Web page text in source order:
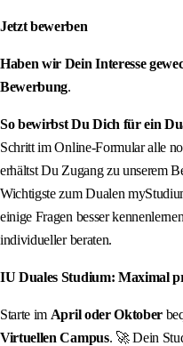
Jetzt bewerben
Haben wir Dein Interesse
Bewerbung.
So bewirbst Du Dich für ein
Schritt im Online-Formular alle
erhältst Du Zugang zu unserem
Wichtigste zum Dualen
einige Fragen besser
individueller beraten.
IU Duales Studium: Maximal
Starte im April oder Oktober
Virtuellen Campus. 🚀 Dein